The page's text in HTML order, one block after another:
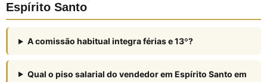
Espírito Santo
A comissão habitual integra férias e 13º?
Qual o piso salarial do vendedor em Espírito Santo em